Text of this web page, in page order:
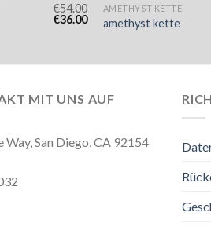
€54.00
€36.00
AMETHYST KETTE
amethyst kette
MIT UNS AUF
San Diego, CA 92154